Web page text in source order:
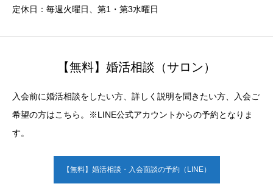
定休日：毎週火曜日、第1・第3水曜日
【無料】婚活相談（サロン）
入会前に婚活相談をしたい方、詳しく説明を聞きたい方、入会ご
希望の方はこちら。※LINE公式アカウントからの予約となりま
す。
【無料】婚活相談・入会面談の予約（LINE）